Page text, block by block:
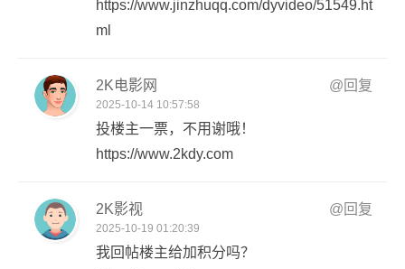
https://www.jinzhuqq.com/dyvideo/51549.ht
ml
2K电影网 @回复
2025-10-14 10:57:58
投楼主一票，不用谢哦！
https://www.2kdy.com
2K影视 @回复
2025-10-19 01:20:39
我回帖楼主给加积分吗？